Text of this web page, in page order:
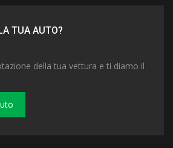
TUA AUTO?
della tua vettura e ti diamo il